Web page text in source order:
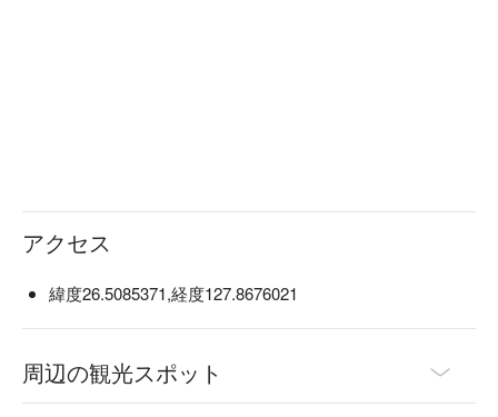
アクセス
緯度26.5085371,経度127.8676021
周辺の観光スポット